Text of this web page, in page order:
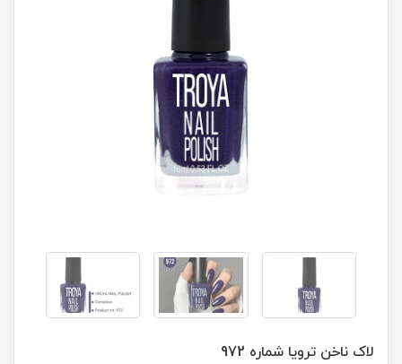
لاک ناخن ترویا شماره 972